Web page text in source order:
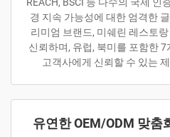
경 지속 가능성에 대한 엄격한
리미엄 브랜드, 미쉐린 레스토
신뢰하며, 유럽, 북미를 포함한
고객사에게 신뢰할 수 있는
유연한 OEM/ODM 맞춤